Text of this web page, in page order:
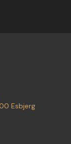
Esbjerg